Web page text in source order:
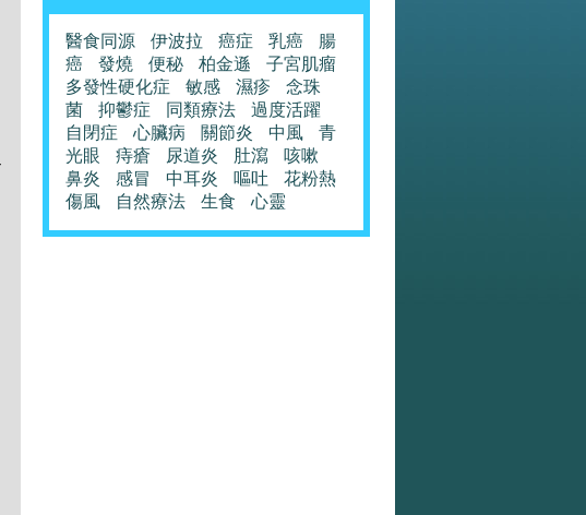
醫食同源 伊波拉 癌症 乳癌
腸
癌
發燒 便秘 柏金遜
子宮肌瘤
多發性硬化症
敏感 濕疹
念珠
菌
抑鬱症 同類療法
過度活躍
自閉症
心臟病 關節炎 中風
青
光眼
痔瘡 尿道炎 肚瀉
咳嗽
鼻炎
感冒 中耳炎 嘔吐
花粉熱
傷風
自然療法 生食 心靈